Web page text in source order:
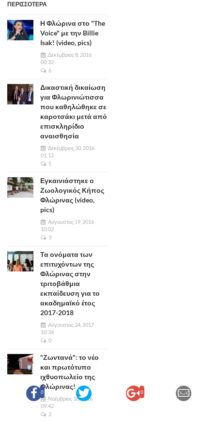
0 0
ΠΕΡΙΣΣΟΤΕΡΑ
Η Φλώρινα στο "The
Voice" με την Billie
Isak! (video, pics)
Δεκέμβριος 8, 2016
00:32
6
Δικαστική δικαίωση
για Φλωρινιώτισσα
που καθηλώθηκε σε
καροτσάκι μετά από
επισκληρίδιο
αναισθησία
Δεκέμβριος 30, 2016
01:12
5
Εγκαινιάστηκε ο
Ζωολογικός Κήπος
Φλώρινας (video,
pics)
Αύγουστος 19, 2016
10:02
3
Τα ονόματα των
επιτυχόντων της
Φλώρινας στην
τριτοβάθμια
εκπαίδευση για το
ακαδημαϊκό έτος
2017-2018
Αύγουστος 24, 2017
10:34
0
"Ζωντανά": το νέο
και πρωτότυπο
ιχθυοπωλείο της
Φλώρινας!
Νοέμβριος 18, 2016
09:42
2